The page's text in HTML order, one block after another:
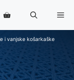
i vanjske košarkaške